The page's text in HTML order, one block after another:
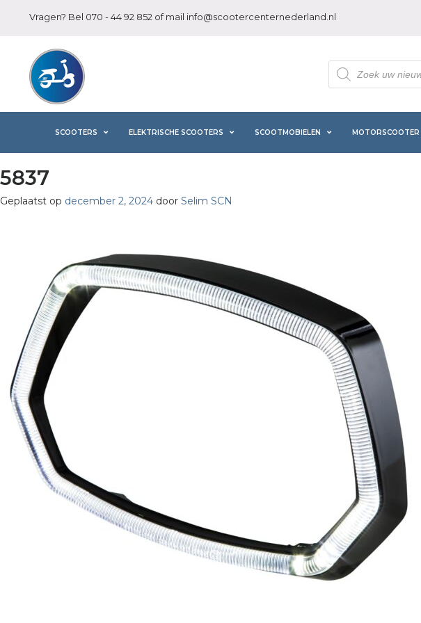
Vragen? Bel 070 - 44 92 852 of mail info@scootercenternederland.nl
Producten
zoeken
SCOOTERS ELEKTRISCHE SCOOTERS SCOOTMOBIELEN MOTORSCOOTER
5837
Geplaatst op december 2, 2024 door Selim SCN